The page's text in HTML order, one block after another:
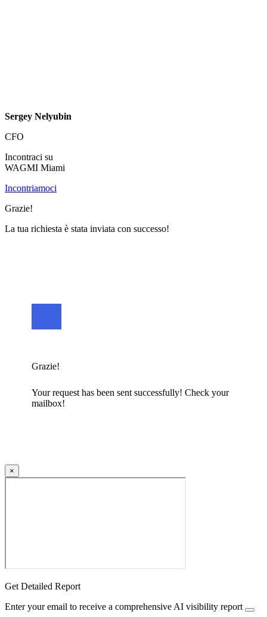
Sergey Nelyubin
CFO
Incontraci su
WAGMI Miami
Incontriamoci
Grazie!
La tua richiesta è stata inviata con successo!
Grazie!
Your request has been sent successfully! Check your
mailbox!
×
Get Detailed Report
Enter your email to receive a comprehensive AI visibility report